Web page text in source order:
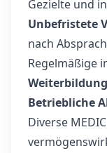
Gezielte und
Unbefristete
nach
Regelmäßige
Betriebliche
Diverse